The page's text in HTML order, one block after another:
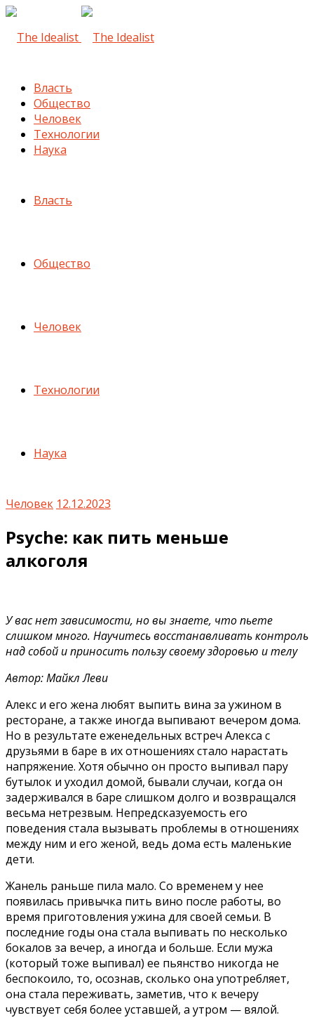
Власть
Общество
Человек
Технологии
Наука
Власть
Общество
Человек
Технологии
Наука
Человек 12.12.2023
Psyche: как пить меньше
алкоголя
У вас нет зависимости, но вы знаете, что пьете
слишком много. Научитесь восстанавливать контроль
над собой и приносить пользу своему здоровью и телу
Автор: Майкл Леви
Алекс и его жена любят выпить вина за ужином в
ресторане, а также иногда выпивают вечером дома.
Но в результате еженедельных встреч Алекса с
друзьями в баре в их отношениях стало нарастать
напряжение. Хотя обычно он просто выпивал пару
бутылок и уходил домой, бывали случаи, когда он
задерживался в баре слишком долго и возвращался
весьма нетрезвым. Непредсказуемость его
поведения стала вызывать проблемы в отношениях
между ним и его женой, ведь дома есть маленькие
дети.
Жанель раньше пила мало. Со временем у нее
появилась привычка пить вино после работы, во
время приготовления ужина для своей семьи. В
последние годы она стала выпивать по несколько
бокалов за вечер, а иногда и больше. Если мужа
(который тоже выпивал) ее пьянство никогда не
беспокоило, то, осознав, сколько она употребляет,
она стала переживать, заметив, что к вечеру
чувствует себя более уставшей, а утром — вялой.